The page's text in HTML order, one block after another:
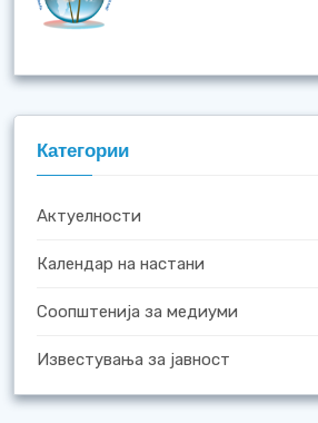
Категории
Актуелности
Календар на настани
Соопштенија за медиуми
Известувања за јавност